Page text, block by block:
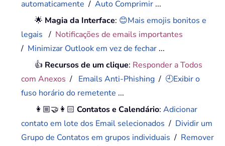
automaticamente /Auto Comprimir ...
🌟 Magia da Interface: 😊Mais emojis bonitos e
legais / Notificações de emails importantes
/ Minimizar Outlook em vez de fechar ...
👍 Recursos de um clique: Responder a Todos
com Anexos / Emails Anti-Phishing / 🕘Exibir o
fuso horário do remetente ...
👩🏼‍🤝‍👩🏻Contatos e Calendário:Adicionar
contato em lote dos Email selecionados / Dividir um
Grupo de Contatos em grupos individuais / Remover